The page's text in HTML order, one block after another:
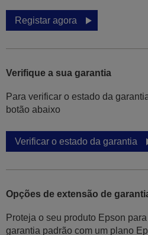
Registar agora
Verifique a sua garantia
Para verificar o estado da
botão abaixo
Verificar o estado da garantia
Opções de extensão de
Proteja o seu produto Epson
garantia padrão com um plano